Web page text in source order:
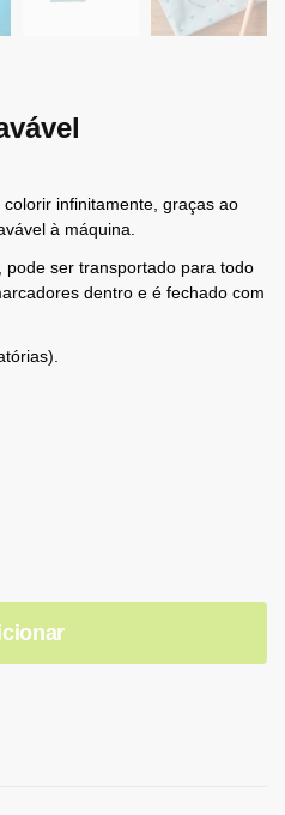
infinitamente, graças ao
à máquina.
ser transportado para todo
dentro e é fechado com